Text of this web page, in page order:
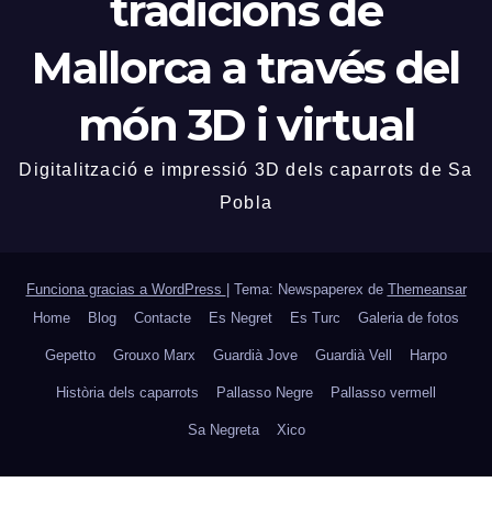
Mallorca a través del
món 3D i virtual
Digitalització e impressió 3D dels caparrots de Sa
Pobla
Funciona gracias a WordPress Tema: Newspaperex de Themeansar
Home
Blog Contacte Es Negret Es Turc Galeria de fotos
Gepetto Grouxo Marx Guardià Jove Guardià Vell Harpo
Història dels caparrots Pallasso Negre Pallasso vermell
Sa Negreta Xico